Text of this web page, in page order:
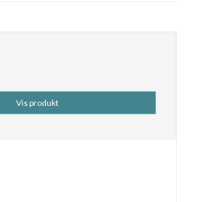
Vis produkt